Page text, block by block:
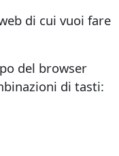
di cui vuoi fare
del browser
di tasti: